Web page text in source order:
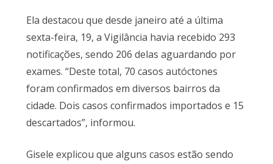
Ela destacou que desde janeiro até a última
sexta-feira, 19, a Vigilância havia recebido 293
notificações, sendo 206 delas aguardando por
exames. “Deste total, 70 casos autóctones
foram confirmados em diversos bairros da
cidade. Dois casos confirmados importados e 15
descartados”, informou.
Gisele explicou que alguns casos estão sendo